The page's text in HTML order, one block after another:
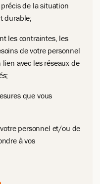
de la situation
durable;
les contraintes, les
de votre personnel
avec les réseaux de
que vous
personnel et/ou de
à vos